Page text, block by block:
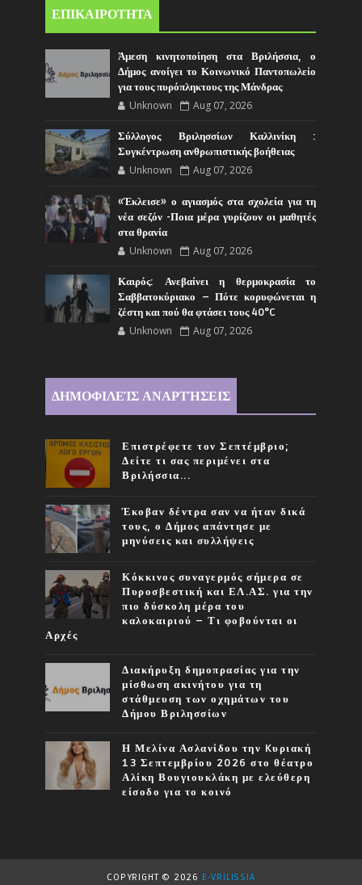
ΕΠΙΚΑΙΡΟΤΗΤΑ
Άμεση κινητοποίηση στα Βριλήσσια, ο
Δήμος ανοίγει το Κοινωνικό Παντοπωλείο
για τους πυρόπληκτους της Μάνδρας
Unknown Aug 07, 2026
Σύλλογος Βριλησσίων Καλλινίκη :
Συγκέντρωση ανθρωπιστικής βοήθειας
Unknown Aug 07, 2026
«Έκλεισε» ο αγιασμός στα σχολεία για τη
νέα σεζόν -Ποια μέρα γυρίζουν οι μαθητές
στα θρανία
Unknown Aug 07, 2026
Καιρός: Ανεβαίνει η θερμοκρασία το
Σαββατοκύριακο – Πότε κορυφώνεται η
ζέστη και πού θα φτάσει τους 40°C
Unknown Aug 07, 2026
ΔΗΜΟΦΙΛΕΊΣ ΑΝΑΡΤΉΣΕΙΣ
Επιστρέφετε τον Σεπτέμβριο;
Δείτε τι σας περιμένει στα
Βριλήσσια...
Έκοβαν δέντρα σαν να ήταν δικά
τους, ο Δήμος απάντησε με
μηνύσεις και συλλήψεις
Κόκκινος συναγερμός σήμερα σε
Πυροσβεστική και ΕΛ.ΑΣ. για την
πιο δύσκολη μέρα του
καλοκαιριού – Τι φοβούνται οι
Αρχές
Διακήρυξη δημοπρασίας για την
μίσθωση ακινήτου για τη
στάθμευση των οχημάτων του
Δήμου Βριλησσίων
Η Μελίνα Ασλανίδου την Kυριακή
13 Σεπτεμβρίου 2026 στο θέατρο
Αλίκη Βουγιουκλάκη με ελεύθερη
είσοδο για το κοινό
COPYRIGHT © 2026 E-VRILISSIA